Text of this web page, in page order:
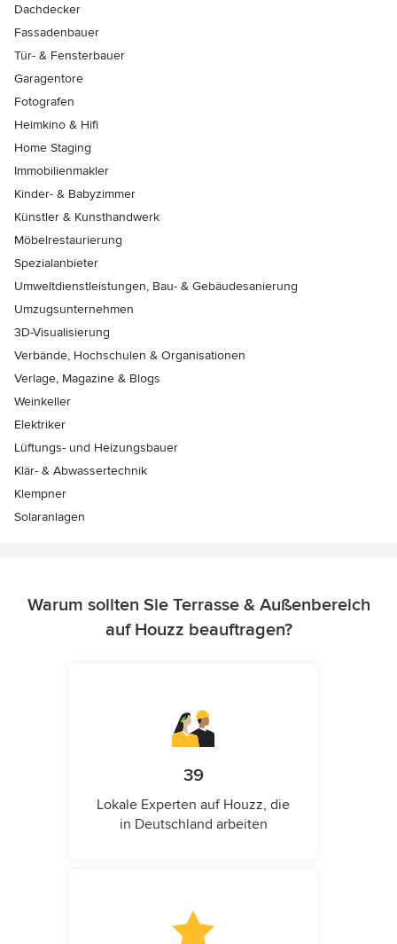
Dachdecker
Fassadenbauer
Tür- & Fensterbauer
Garagentore
Fotografen
Heimkino & Hifi
Home Staging
Immobilienmakler
Kinder- & Babyzimmer
Künstler & Kunsthandwerk
Möbelrestaurierung
Spezialanbieter
Umweltdienstleistungen, Bau- & Gebäudesanierung
Umzugsunternehmen
3D-Visualisierung
Verbände, Hochschulen & Organisationen
Verlage, Magazine & Blogs
Weinkeller
Elektriker
Lüftungs- und Heizungsbauer
Klär- & Abwassertechnik
Klempner
Solaranlagen
Warum sollten Sie Terrasse & Außenbereich
auf Houzz beauftragen?
39
Lokale Experten auf Houzz, die
in Deutschland arbeiten